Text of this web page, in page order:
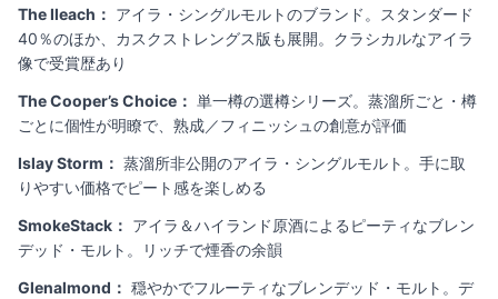
The Ileach： アイラ・シングルモルトのブランド。スタンダード
40％のほか、カスクストレングス版も展開。クラシカルなアイラ
像で受賞歴あり
The Cooper’s Choice： 単一樽の選樽シリーズ。蒸溜所ごと・樽
ごとに個性が明瞭で、熟成／フィニッシュの創意が評価
Islay Storm： 蒸溜所非公開のアイラ・シングルモルト。手に取
りやすい価格でピート感を楽しめる
SmokeStack： アイラ＆ハイランド原酒によるピーティなブレン
デッド・モルト。リッチで煙香の余韻
Glenalmond： 穏やかでフルーティなブレンデッド・モルト。デ